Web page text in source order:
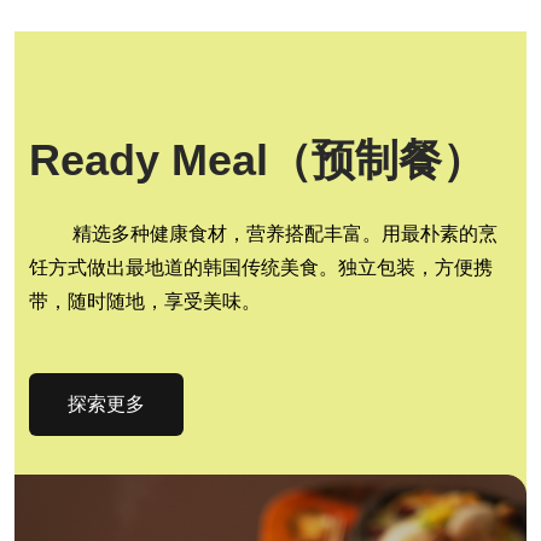
Ready Meal（预制餐）
精选多种健康食材，营养搭配丰富。用最朴素的烹
饪方式做出最地道的韩国传统美食。独立包装，方便携
带，随时随地，享受美味。
探索更多